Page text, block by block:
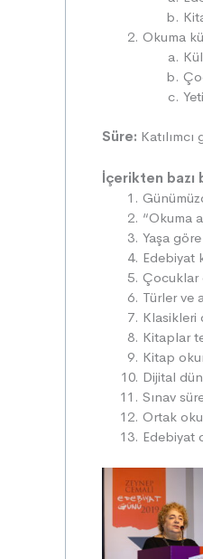
Okuma
Süre:
İçerikten bazı
“Okuma
Yaşa
Edebiyat
Çocuklar
Türler ve
Klasikleri
Kitaplar
Kitap
Dijital
Sınav
Ortak
Edebiyat